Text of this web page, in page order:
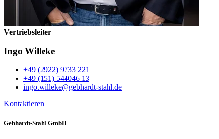
Vertriebsleiter
Ingo Willeke
+49 (2922) 9733 221
+49 (151) 544046 13
ingo.willeke@gebhardt-stahl.de
Kontaktieren
Gebhardt-Stahl GmbH